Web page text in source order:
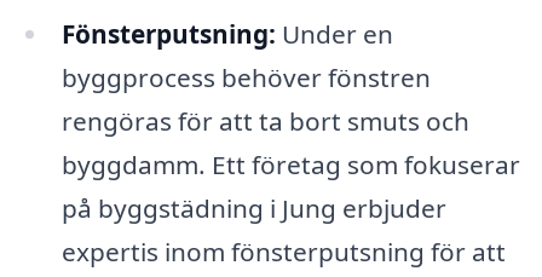
Fönsterputsning: Under en
byggprocess behöver fönstren
rengöras för att ta bort smuts och
byggdamm. Ett företag som fokuserar
på byggstädning i Jung erbjuder
expertis inom fönsterputsning för att